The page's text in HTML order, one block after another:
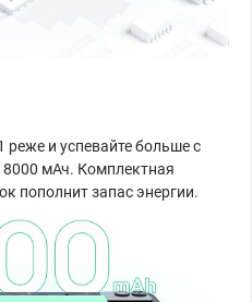
реже и успевайте больше с
мАч. Комплектная
пополнит запас энергии.